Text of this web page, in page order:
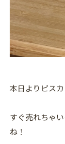
本日よりピス
すぐ売れちゃ
ね！